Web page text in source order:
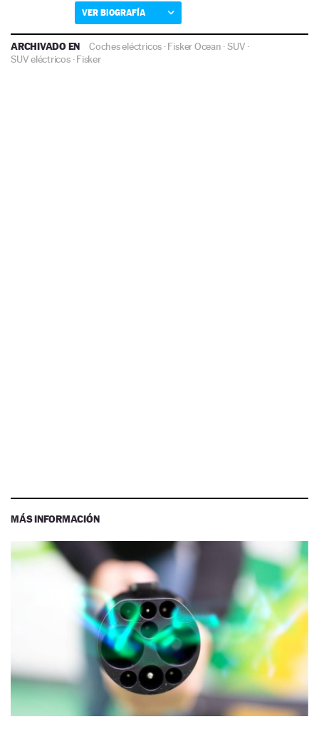
VER BIOGRAFÍA
ARCHIVADO EN Coches eléctricos ·Fisker Ocean ·SUV ·
SUV eléctricos·Fisker
MÁS INFORMACIÓN